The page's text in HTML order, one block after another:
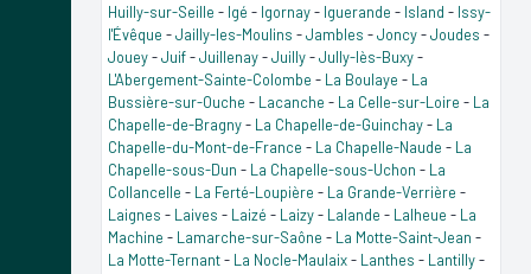
Huilly-sur-Seille - Igé - Igornay- Iguerande - Island - Issy-
l'Évêque -Jailly-les-Moulins -Jambles -Joncy-Joudes -
Jouey-Juif-Juillenay-Juilly-Jully-lès-Buxy-
L'Abergement-Sainte-Colombe - La Boulaye - La
Bussière-sur-Ouche - Lacanche - La Celle-sur-Loire - La
Chapelle-de-Bragny- La Chapelle-de-Guinchay- La
Chapelle-du-Mont-de-France - La Chapelle-Naude - La
Chapelle-sous-Dun - La Chapelle-sous-Uchon - La
Collancelle - La Ferté-Loupière - La Grande-Verrière -
Laignes - Laives - Laizé - Laizy- Lalande - Lalheue - La
Machine - Lamarche-sur-Saône - La Motte-Saint-Jean -
La Motte-Ternant- La Nocle-Maulaix- Lanthes - Lantilly-